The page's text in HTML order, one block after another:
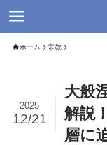
ホーム 宗教
大般
解説
層に
2025
12/21